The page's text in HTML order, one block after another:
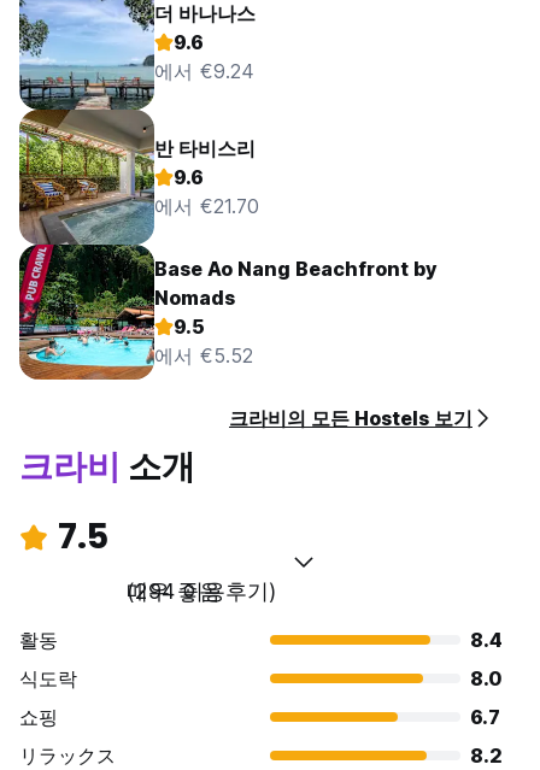
더 바나나스
9.6
에서 €9.24
반 타비스리
9.6
에서 €21.70
Base Ao Nang Beachfront by
Nomads
9.5
에서 €5.52
크라비의 모든 Hostels 보기
크라비 소개
7.5
매우 좋음
(294 이용후기)
활동
8.4
식도락
8.0
쇼핑
6.7
リラックス
8.2